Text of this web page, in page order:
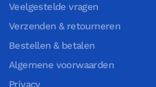
Veelgestelde vragen
Verzenden & retourneren
Bestellen & betalen
Algemene voorwaarden
Privacy